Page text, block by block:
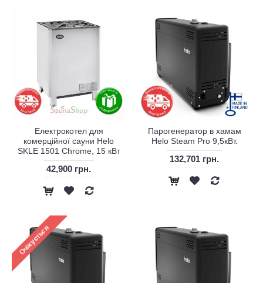
Електрокотел для
комерційної сауни Helo
SKLE 1501 Chrome, 15 кВт
42,900 грн.
Парогенератор в хамам
Helo Steam Pro 9,5кВт.
132,701 грн.